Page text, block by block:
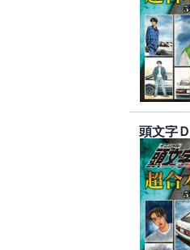
頭文字